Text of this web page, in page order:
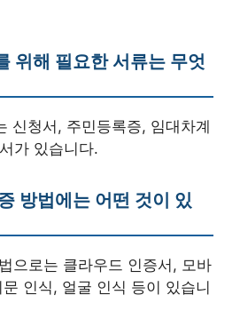
위해 필요한 서류는 무엇
신청서, 주민등록증, 임대차계
가 있습니다.
방법에는 어떤 것이 있
으로는 클라우드 인증서, 모바
인식, 얼굴 인식 등이 있습니